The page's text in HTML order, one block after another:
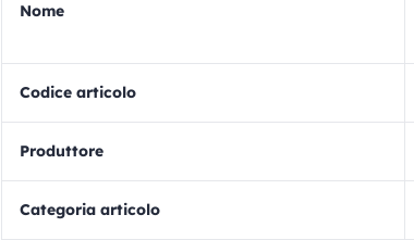
Nome
Codice articolo
Produttore
Categoria articolo